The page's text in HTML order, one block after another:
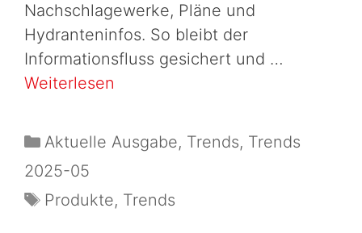
Nachschlagewerke, Pläne und
Hydranteninfos. So bleibt der
Informationsfluss gesichert und …
Weiterlesen
Aktuelle Ausgabe, Trends, Trends
2025-05
Produkte, Trends